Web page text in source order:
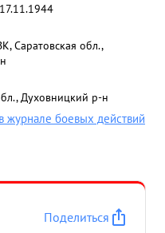
17.11.1944
Саратовская обл.,
Духовницкий р-н
журнале боевых действий
Поделиться